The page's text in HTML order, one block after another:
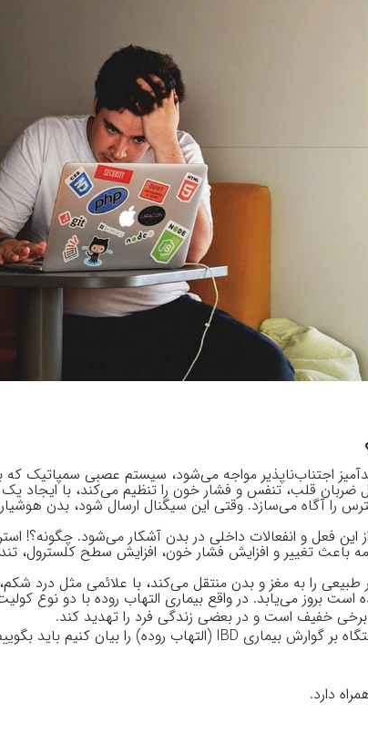
اجتناب‌ناپذیر مواجه می‌شود، سیستم عصبی سمپاتیک
قلب، تنفس و فشار خون را تنظیم می‌کند، با ایجاد
را آگاه می‌سازد. وقتی این سیگنال ارسال شود، بدن هوشیار
این فعل و انفعالات داخلی در بدن آشکار می‌شود. چگونه؟!
باعث تغییر و افزایش فشار خون، افزایش سطح کلسترول،
را به مغز و بدن منتقل می‌کند، با علائمی مثل درد
است بروز می‌یابد. در واقع بیماری التهاب روده با دو نوع
خفیف است و در بعضی زندگی فرد را تهدید کند.
بر گوارش بیماری IBD (التهاب روده) را بیان کنیم باید
دارد.